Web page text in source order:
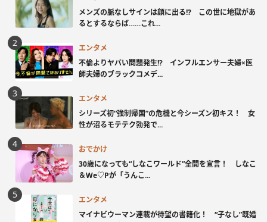
メンズの脈なしサインは顔に出る!? この世に地獄があ
るとするならば……これ...
エンタメ
不倫よりヤバい問題発生!? インフルエンサー夫婦×医
師夫婦のブラックコメデ...
エンタメ
シリーズ初“強制帰国”の危機と今シーズン初キス！ 女
性が沼るモテテク勃発で...
おでかけ
30歳になっても“しなこワールド”全開を宣言！ しなこ
＆We♡Pが「うんこ...
エンタメ
マイナビウーマン連載が待望の書籍化！ “子なし”既婚